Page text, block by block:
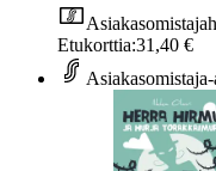
Etukorttia:31,40 €